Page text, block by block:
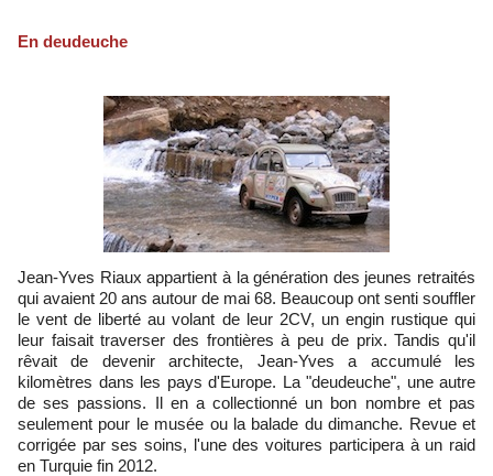
En deudeuche
Jean-Yves Riaux appartient à la génération des jeunes retraités
qui avaient 20 ans autour de mai 68. Beaucoup ont senti souffler
le vent de liberté au volant de leur 2CV, un engin rustique qui
leur faisait traverser des frontières à peu de prix. Tandis qu'il
rêvait de devenir architecte, Jean-Yves a accumulé les
kilomètres dans les pays d'Europe. La "deudeuche", une autre
de ses passions. Il en a collectionné un bon nombre et pas
seulement pour le musée ou la balade du dimanche. Revue et
corrigée par ses soins, l'une des voitures participera à un raid
en Turquie fin 2012.